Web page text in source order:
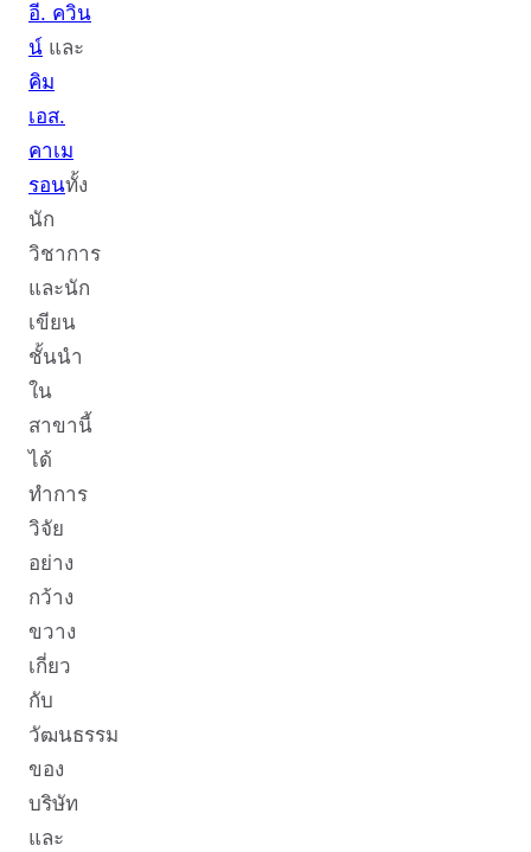
อี. ควิน
น์ และ
คิม
เอส.
คาเม
รอนทั้ง
นัก
วิชาการ
และนัก
เขียน
ชั้นนำ
ใน
สาขานี้
ได้
ทำการ
วิจัย
อย่าง
กว้าง
ขวาง
เกี่ยว
กับ
วัฒนธรรม
ของ
บริษัท
และ